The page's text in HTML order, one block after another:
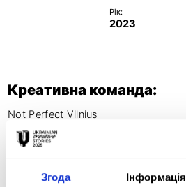
Згода Інформація
Рік:
2023
Креативна команда:
Not Perfect Vilnius